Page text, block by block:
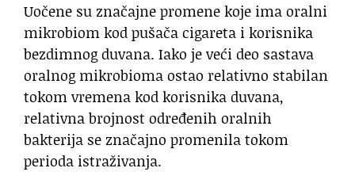
Uočene su značajne promene koje ima oralni
mikrobiom kod pušača cigareta i korisnika
bezdimnog duvana. Iako je veći deo sastava
oralnog mikrobioma ostao relativno stabilan
tokom vremena kod korisnika duvana,
relativna brojnost određenih oralnih
bakterija se značajno promenila tokom
perioda istraživanja.